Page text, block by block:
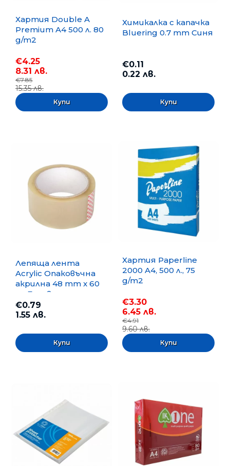
Хартия Double A
Premium A4 500 л. 80
g/m2
€4.25
8.31 лв.
€7.85
15.35 лв.
Химикалка с капачка
Bluering 0.7 mm Синя
€0.11
0.22 лв.
Лепяща лента
Acrylic Опаковъчна
акрилна 48 mm x 60
m, Безцветна
€0.79
1.55 лв.
Хартия Paperline
2000 A4, 500 л., 75
g/m2
€3.30
6.45 лв.
€4.91
9.60 лв.